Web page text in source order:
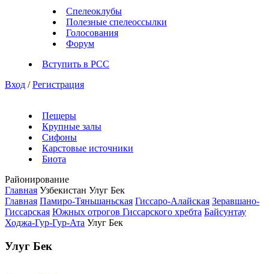
Спелеоклубы
Полезные спелеоссылки
Голосования
Форум
Вступить в РСС
Вход / Регистрация
Пещеры
Крупные залы
Сифоны
Карстовые источники
Биота
Районирование
Главная Узбекистан Улуг Бек
Главная Памиро-Тяньшаньская Гиссаро-Алайская Зеравшано-
Гиссарская Южных отрогов Гиссарского хребта Байсунтау
Ходжа-Гур-Гур-Ата Улуг Бек
Улуг Бек